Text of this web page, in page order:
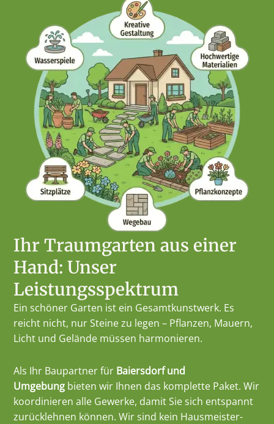
Ihr Traumgarten aus einer
Hand: Unser
Leistungsspektrum
Ein schöner Garten ist ein Gesamtkunstwerk. Es
reicht nicht, nur Steine zu legen – Pflanzen, Mauern,
Licht und Gelände müssen harmonieren.
Als Ihr Baupartner für Baiersdorf und
Umgebung bieten wir Ihnen das komplette Paket. Wir
koordinieren alle Gewerke, damit Sie sich entspannt
zurücklehnen können. Wir sind kein Hausmeister-